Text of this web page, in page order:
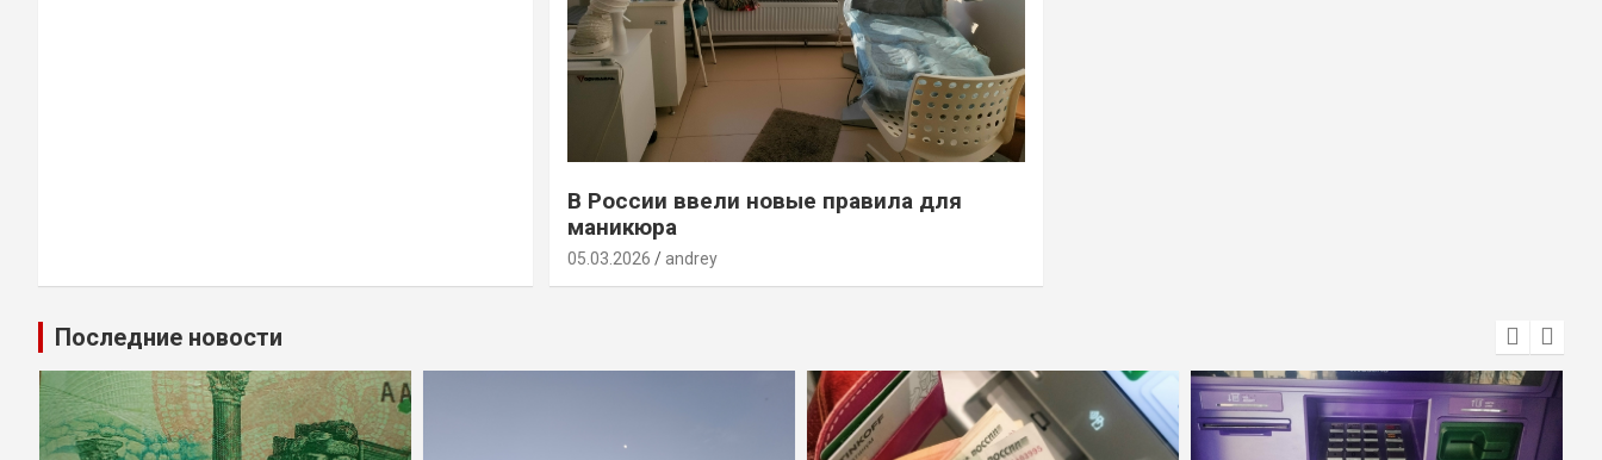
В России ввели новые правила для
маникюра
05.03.2026 andrey
Последние новости